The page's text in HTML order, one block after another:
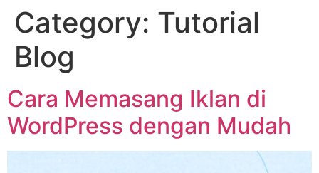
Category: Tutorial
Blog
Cara Memasang Iklan di
WordPress dengan Mudah